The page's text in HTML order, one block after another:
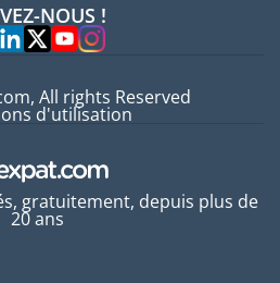
ExpertsNOUS !
gratuitement, depuis plus de
20 ans
All rights Reserved
d'utilisation